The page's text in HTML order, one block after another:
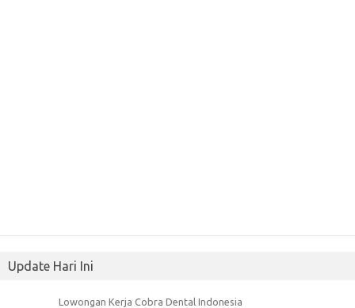
Update Hari Ini
Lowongan Kerja Cobra Dental Indonesia